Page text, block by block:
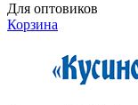
Для оптовиков
Корзина